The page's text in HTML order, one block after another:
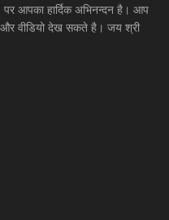
आपका हार्दिक अभिनन्दन है। आप
और वीडियो देख सकते है। जय श्री